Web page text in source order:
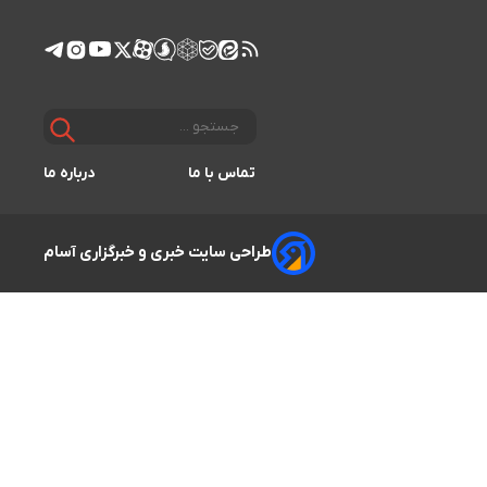
تماس با ما درباره ما
طراحی سایت خبری و خبرگزاری آسام